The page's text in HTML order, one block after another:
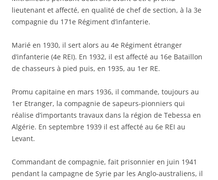
lieutenant et affecté, en qualité de chef de section, à la 3e
compagnie du 171e Régiment d’infanterie.
Marié en 1930, il sert alors au 4e Régiment étranger
d’infanterie (4e REI). En 1932, il est affecté au 16e Bataillon
de chasseurs à pied puis, en 1935, au 1er RE.
Promu capitaine en mars 1936, il commande, toujours au
1er Etranger, la compagnie de sapeurs-pionniers qui
réalise d’importants travaux dans la région de Tebessa en
Algérie. En septembre 1939 il est affecté au 6e REI au
Levant.
Commandant de compagnie, fait prisonnier en juin 1941
pendant la campagne de Syrie par les Anglo-australiens, il